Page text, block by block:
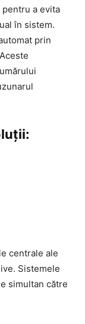
a evita
în sistem.
prin
centrale ale
Sistemele
simultan către